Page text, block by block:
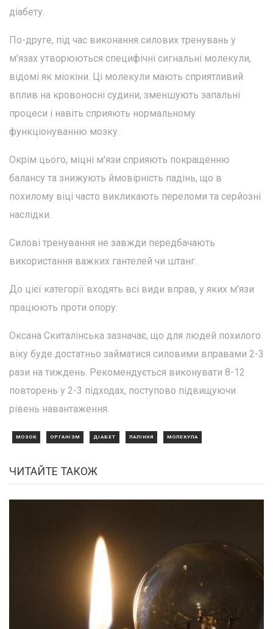
діабету.
По-друге, під час виконання силових тренувань у
м'язах утворюються специфічні сигнальні молекули,
відомі як міокіни. Ці молекули мають сприятливий
вплив на кровоносні судини, зменшують запальні
процеси і навіть сприяють нормальному
функціонуванню мозку.
Окрім цього, міцні м'язи сприяють покращенню
балансу та знижують ймовірність падінь, що в
похилому віці часто викликають переломи та серйозні
наслідки.
Силові тренування не завжди передбачають
використання важких гантелей чи штанг.
До цієї категорії входять всі види вправ, у яких м'язи
працюють проти опору:
Оксана Скиталінська зазначає, що для людей похилого
віку буде достатньо займатися силовими вправами 2-3
рази на тиждень. Рекомендується виконувати 8-12
повторень у 2-3 підходах, поступово підвищуючи
рівень навантаження.
МОЗОК ОРГАНІЗМ ДІАБЕТ ПАЛІННЯ МОЛЕКУЛА
ЧИТАЙТЕ ТАКОЖ